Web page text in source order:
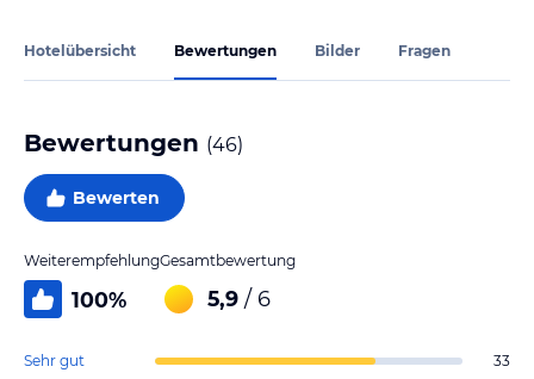
Hotelübersicht Bewertungen Bilder Fragen
Bewertungen (46)
Bewerten
Weiterempfehlung
100%
Gesamtbewertung
5,9 / 6
Sehr gut
33